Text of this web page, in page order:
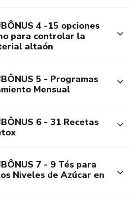
4 -15 opciones
para controlar la
altaón
5 - Programas
Mensual
6 - 31 Recetas
7 - 9 Tés para
Niveles de Azúcar en